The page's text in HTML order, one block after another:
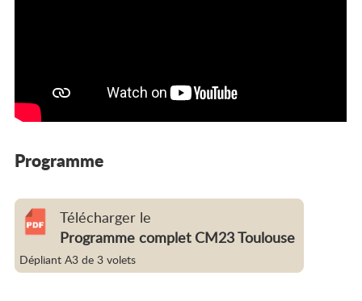
Programme
Télécharger le
Programme complet CM23 Toulouse
Dépliant A3 de 3 volets